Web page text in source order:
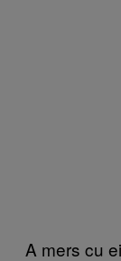
A mers cu